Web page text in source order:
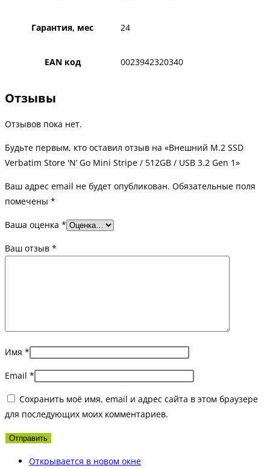
Гарантия, мес 24
EAN код 0023942320340
Отзывы
Отзывов пока нет.
Будьте первым, кто оставил отзыв на «Внешний M.2 SSD
Verbatim Store 'N’ Go Mini Stripe / 512GB / USB 3.2 Gen 1»
Ваш адрес email не будет опубликован. Обязательные поля
помечены *
Ваша оценка *
Ваш отзыв *
Имя *
Email *
Сохранить моё имя, email и адрес сайта в этом браузере
для последующих моих комментариев.
Открывается в новом окне